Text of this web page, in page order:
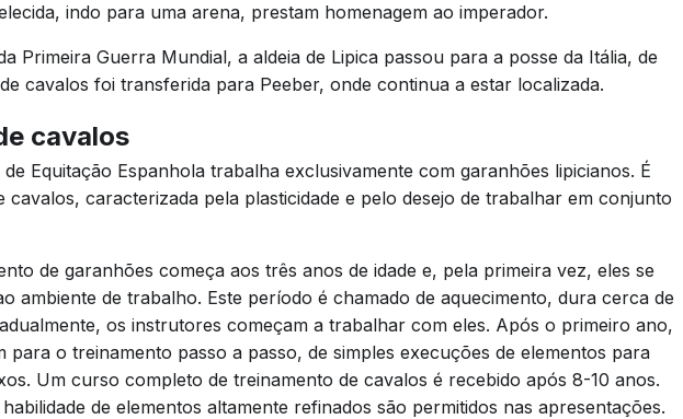
indo para uma arena, prestam homenagem ao imperador.
Primeira Guerra Mundial, a aldeia de Lipica passou para a posse da Itália, de
cavalos foi transferida para Peeber, onde continua a estar localizada.
cavalos
Equitação Espanhola trabalha exclusivamente com garanhões lipicianos. É
cavalos, caracterizada pela plasticidade e pelo desejo de trabalhar em conjunto
de garanhões começa aos três anos de idade e, pela primeira vez, eles se
ambiente de trabalho. Este período é chamado de aquecimento, dura cerca de
os instrutores começam a trabalhar com eles. Após o primeiro ano,
para o treinamento passo a passo, de simples execuções de elementos para
Um curso completo de treinamento de cavalos é recebido após 8-10 anos.
de elementos altamente refinados são permitidos nas apresentações.